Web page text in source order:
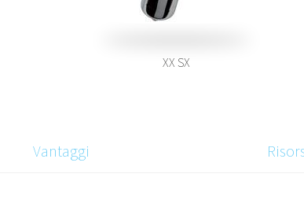
XX SX
Vantaggi